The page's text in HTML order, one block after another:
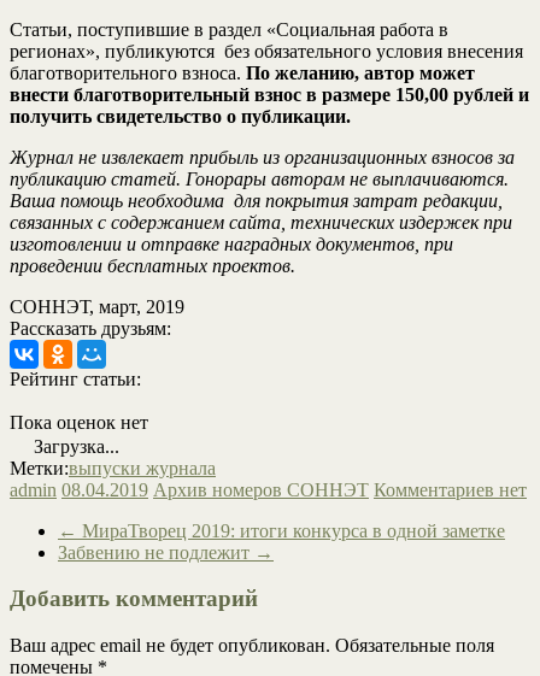
Статьи, поступившие в раздел «Социальная работа в
регионах», публикуются без обязательного условия внесения
благотворительного взноса. По желанию, автор может
внести благотворительный взнос в размере 150,00 рублей и
получить свидетельство о публикации.
Журнал не извлекает прибыль из организационных взносов за
публикацию статей. Гонорары авторам не выплачиваются.
Ваша помощь необходима для покрытия затрат редакции,
связанных с содержанием сайта, технических издержек при
изготовлении и отправке наградных документов, при
проведении бесплатных проектов.
СОННЭТ, март, 2019
Рассказать друзьям:
Рейтинг статьи:
Пока оценок нет
Загрузка...
Метки:выпуски журнала
admin 08.04.2019 Архив номеров СОННЭТ Комментариев нет
← МираТворец 2019: итоги конкурса в одной заметке
Забвению не подлежит →
Добавить комментарий
Ваш адрес email не будет опубликован. Обязательные поля
помечены *